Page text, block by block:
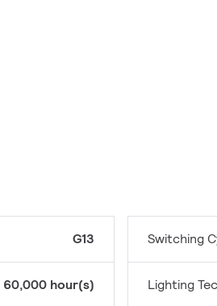
G13
60,000 hour(s)
Switching
Lighting